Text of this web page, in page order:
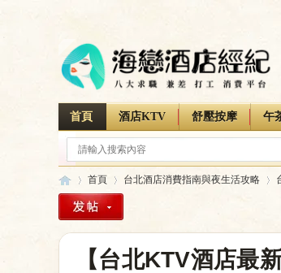
首頁 酒店KTV 舒壓按摩 午
首頁
›
台北酒店消費指南與夜生活攻略
›
【台北KTV酒店最